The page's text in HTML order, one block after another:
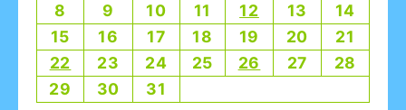
8
9 10 11 12 13
14
15
16 17 18 19 20
21
22
23 24 25 26 27
28
29
30 31